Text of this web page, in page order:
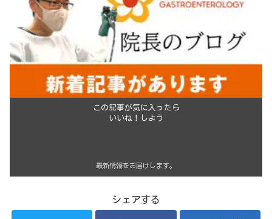
この記事が気に入ったら
いいね！しよう
最新情報をお届けします。
シェアする